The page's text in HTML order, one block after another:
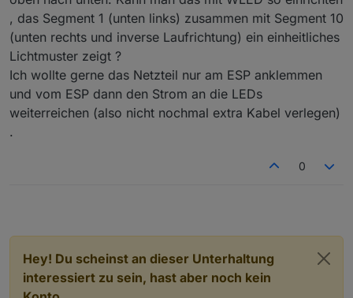
untereinander mit einfachen Kabeln verbindest. Da
würde ich empfehlen die Stromversorgung zu jeder
Seite einzeln zu ziehen. Also quasi in der Mitte des
, das Segment 1 (unten links) zusammen mit Segment 10
(unten rechts und inverse Laufrichtung) ein einheitliches
Lichtmuster zeigt ?
Ich wollte gerne das Netzteil nur am ESP anklemmen
und vom ESP dann den Strom an die LEDs
weiterreichen (also nicht nochmal extra Kabel verlegen)
.
0
Hey! Du scheinst an dieser Unterhaltung
interessiert zu sein, hast aber noch kein